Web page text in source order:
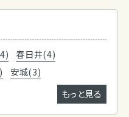
春日井(4)
安城(3)
もっと見る